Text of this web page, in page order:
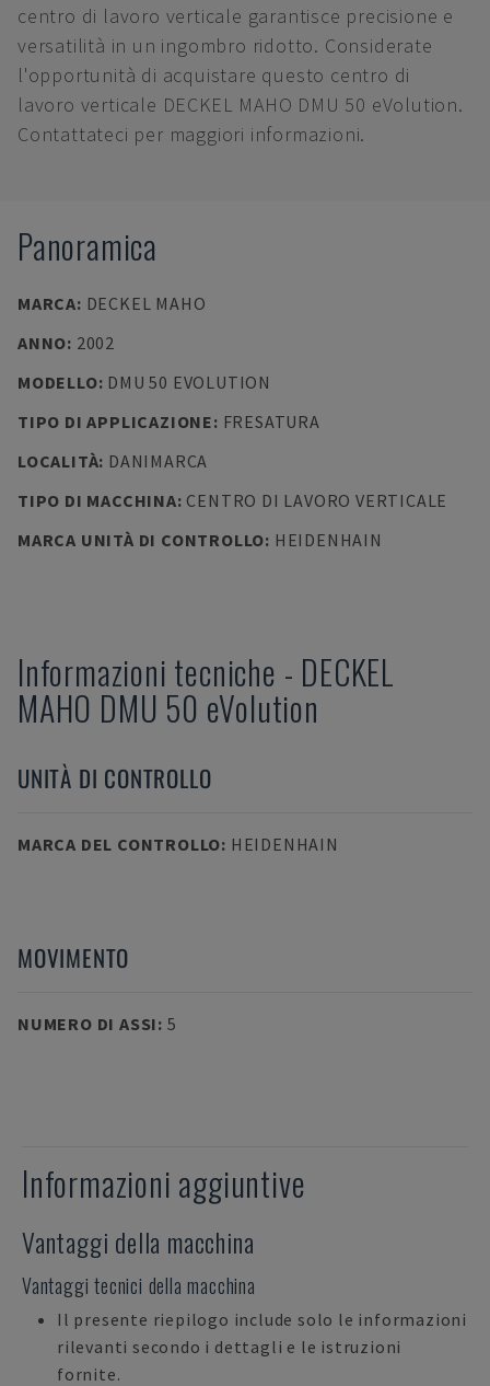
centro di lavoro verticale garantisce precisione e
versatilità in un ingombro ridotto. Considerate
l'opportunità di acquistare questo centro di
lavoro verticale DECKEL MAHO DMU 50 eVolution.
Contattateci per maggiori informazioni.
Panoramica
MARCA: DECKEL MAHO
ANNO: 2002
MODELLO: DMU 50 EVOLUTION
TIPO DI APPLICAZIONE: FRESATURA
LOCALITÀ: DANIMARCA
TIPO DI MACCHINA: CENTRO DI LAVORO VERTICALE
MARCA UNITÀ DI CONTROLLO: HEIDENHAIN
Informazioni tecniche - DECKEL
MAHO DMU 50 eVolution
UNITÀ DI CONTROLLO
MARCA DEL CONTROLLO: HEIDENHAIN
MOVIMENTO
NUMERO DI ASSI: 5
Informazioni aggiuntive
Vantaggi della macchina
Vantaggi tecnici della macchina
Il presente riepilogo include solo le informazioni
rilevanti secondo i dettagli e le istruzioni
fornite.